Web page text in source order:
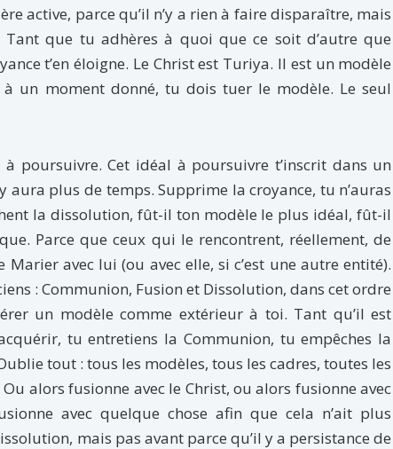
active, parce qu’il n’y a rien à faire disparaître, mais
que tu adhères à quoi que ce soit d’autre que
t’en éloigne. Le Christ est Turiya. Il est un modèle
un moment donné, tu dois tuer le modèle. Le seul
poursuivre. Cet idéal à poursuivre t’inscrit dans un
aura plus de temps. Supprime la croyance, tu n’auras
la dissolution, fût-il ton modèle le plus idéal, fût-il
Parce que ceux qui le rencontrent, réellement, de
avec lui (ou avec elle, si c’est une autre entité).
: Communion, Fusion et Dissolution, dans cet ordre
un modèle comme extérieur à toi. Tant qu’il est
tu entretiens la Communion, tu empêches la
tout : tous les modèles, tous les cadres, toutes les
alors fusionne avec le Christ, ou alors fusionne avec
avec quelque chose afin que cela n’ait plus
mais pas avant parce qu’il y a persistance de